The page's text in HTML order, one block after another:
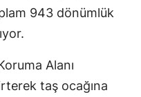
943 dönümlük
Alanı
taş ocağına